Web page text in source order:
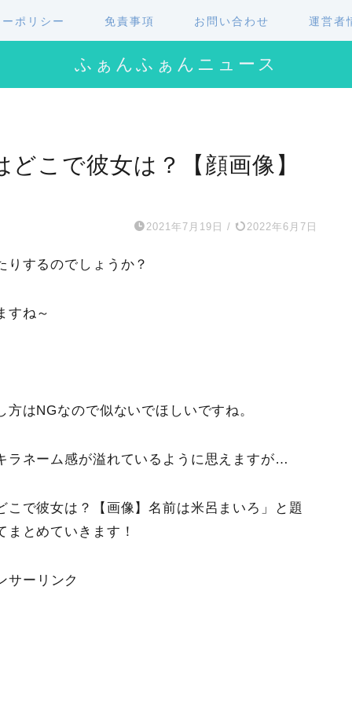
ポリシー 免責事項 お問い合わせ 運営者
ふぁんふぁんニュース
こで彼女は？【顔画像】
2021年7月19日 / 2022年6月7日
りするのでしょうか？
すね～
はNGなので似ないでほしいですね。
ラネーム感が溢れているように思えますが…
で彼女は？【画像】名前は米呂まいろ」と題
とめていきます！
サーリンク